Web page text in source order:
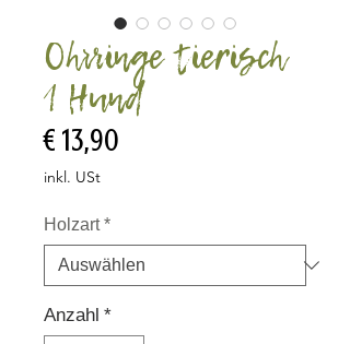
Ohrringe tierisch
1 Hund
€ 13,90
inkl. USt
Holzart *
Anzahl *